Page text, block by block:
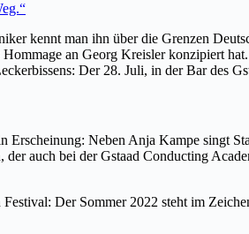
kennt man ihn über die Grenzen
an Georg Kreisler konzipiert
Der 28. Juli, in der Bar des
Erscheinung: Neben Anja Kampe singt
auch bei der Gstaad Conducting